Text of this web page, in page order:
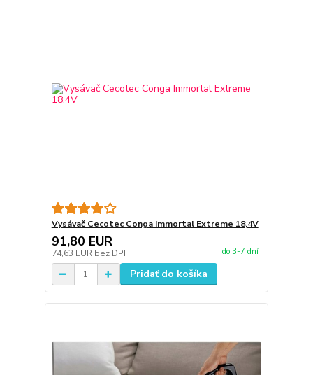
Vysávač Cecotec Conga Immortal Extreme 18,4V
91,80 EUR
74,63 EUR bez DPH do 3-7 dní
Pridať do košíka